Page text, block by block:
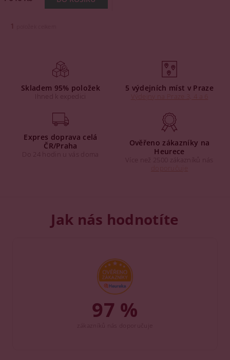
1
Skladem 95% položek
Ihned k expedici
5 výdejních míst v Praze
Expres doprava celá
ČR/Praha
Do 24 hodin u vás doma
Ověřeno zákazníky na
Heurece
Více než 2500 zákazníků nás
Jak nás hodnotíte
97 %